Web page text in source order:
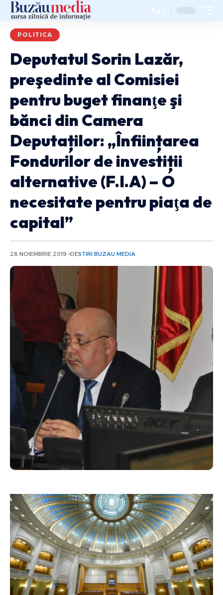
Aa
POLITICA
Deputatul Sorin Lazăr,
preşedinte al Comisiei
pentru buget finanţe şi
bănci din Camera
Deputaților: „Înființarea
Fondurilor de investiții
alternative (F.I.A) – O
necesitate pentru piaţa de
capital”
28 NOIEMBRIE 2019 DESTIRI BUZAU MEDIA